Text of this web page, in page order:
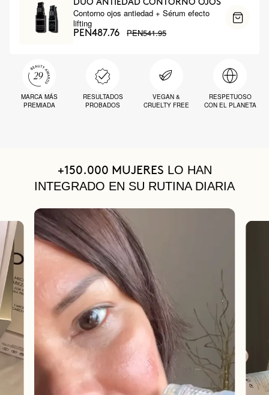
DÚO ANTIEDAD CONTORNO OJOS
Contorno ojos antiedad + Sérum efecto
lifting
PEN487.76 PEN541.95
MARCA MÁS
PREMIADA
RESULTADOS
PROBADOS
VEGAN &
CRUELTY FREE
RESPETUOSO
CON EL PLANETA
+150.000 MUJERES LO HAN
INTEGRADO EN SU RUTINA DIARIA